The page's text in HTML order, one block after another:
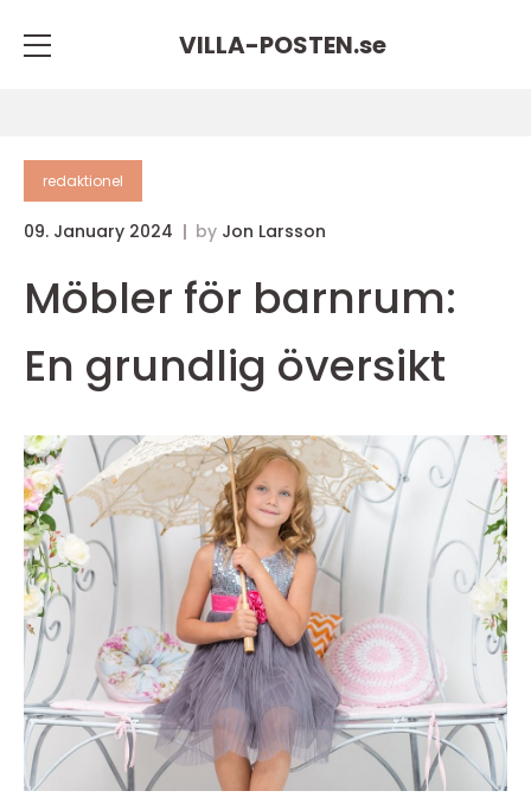
VILLA-POSTEN.se
redaktionel
09. January 2024 by Jon Larsson
Möbler för barnrum:
En grundlig översikt